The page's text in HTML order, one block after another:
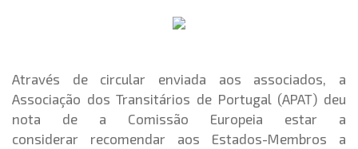
Através de circular enviada aos associados, a
Associação dos Transitários de Portugal (APAT) deu
nota de a Comissão Europeia estar a
considerar recomendar aos Estados-Membros a